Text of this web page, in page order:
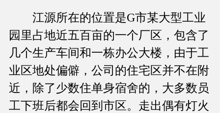
江源所在的位置是G市某大型工业
园里占地近五百亩的一个厂区，包含了
几个生产车间和一栋办公大楼，由于工
业区地处偏僻，公司的住宅区并不在附
近，除了少数住单身宿舍的，大多数员
工下班后都会回到市区。走出偶有灯火